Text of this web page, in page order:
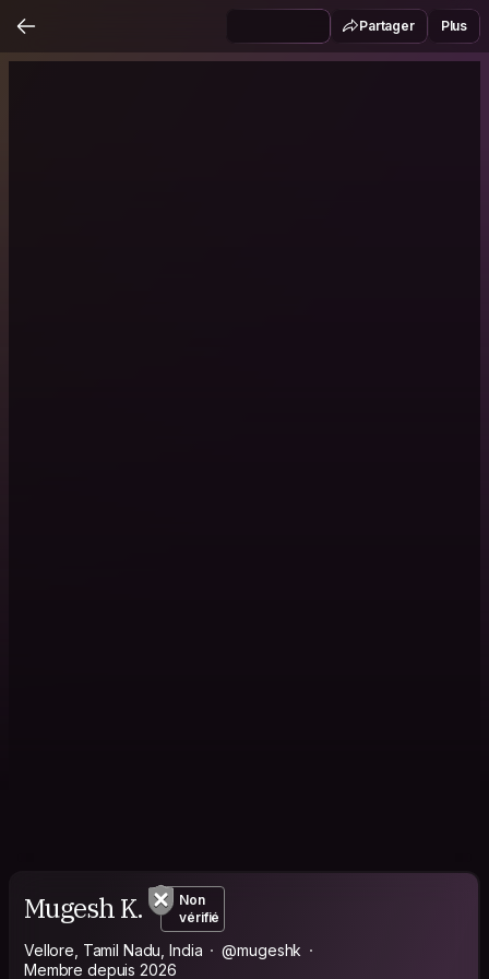
Partager Plus
Mugesh K.
Non
vérifié
Vellore, Tamil Nadu, India
@mugeshk
Membre depuis 2026